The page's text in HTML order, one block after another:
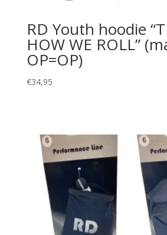
RD Youth hoodie
HOW WE ROLL”
OP=OP)
€34,95